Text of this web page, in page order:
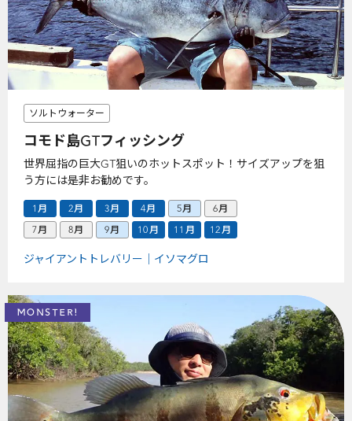
ソルトウォーター
コモド島GTフィッシング
世界屈指の巨大GT狙いのホットスポット！サイズアップを狙
う方には是非お勧めです。
1月 2月 3月 4月 5月
6月
7月
8月 9月 10月 11月 12月
ジャイアントトレバリー イソマグロ
MONSTER!